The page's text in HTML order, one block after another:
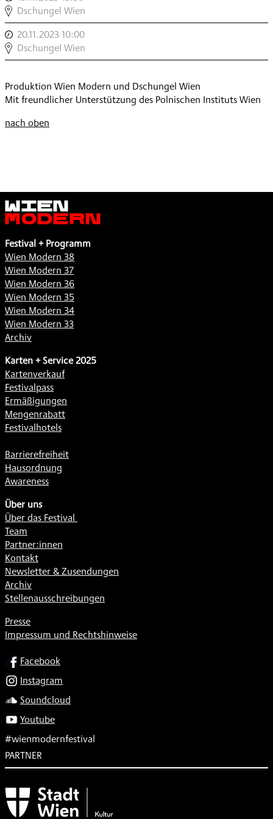
,
KLEINE
INSTRUMENTE
,
DSCHUNGEL
WIEN
MODERN:
KLEINE
INSTRUMENTE
Dschungel Wien
20.11.2023 10:00
DSCHUNGEL
WIEN
KLEINE
INSTRUMENTE
Dschungel Wien
Produktion Wien Modern und Dschungel Wien
Mit freundlicher Unterstützung des Polnischen Instituts Wien
nach oben
Wien
Modern
Festival + Programm
Wien Modern 38
Wien Modern 37
Wien Modern 36
Wien Modern 35
Wien Modern 34
Wien Modern 33
Archiv
Karten + Service 2025
Kartenverkauf
Festivalpass
Ermäßigungen
Mengenrabatt
Festivalhotels
Barrierefreiheit
Hausordnung
Awareness
Über uns
Über das Festival
Team
Partner:innen
Kontakt
Newsletter & Zusendungen
Archiv
Stellenausschreibungen
Presse
Impressum und Rechtshinweise
SOCIALFacebook
Instagram
Soundcloud
Youtube
#wienmodernfestival
PARTNER
Subventionsgeber